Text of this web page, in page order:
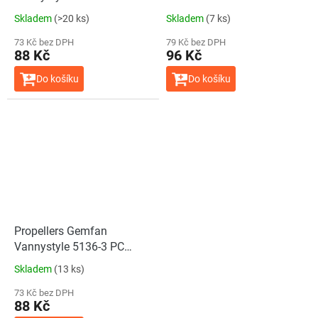
Durable - Midnight Black -
(2CCW+2CW)
Skladem (>20 ks)
73 Kč bez DPH
88 Kč
Do košíku
Gray - (2CCW+2CW)
Skladem (7 ks)
79 Kč bez DPH
96 Kč
Do košíku
Propellers Gemfan
Vannystyle 5136-3 PC
Durable - Translucent
Green - (2CCW+2CW)
Skladem (13 ks)
73 Kč bez DPH
88 Kč